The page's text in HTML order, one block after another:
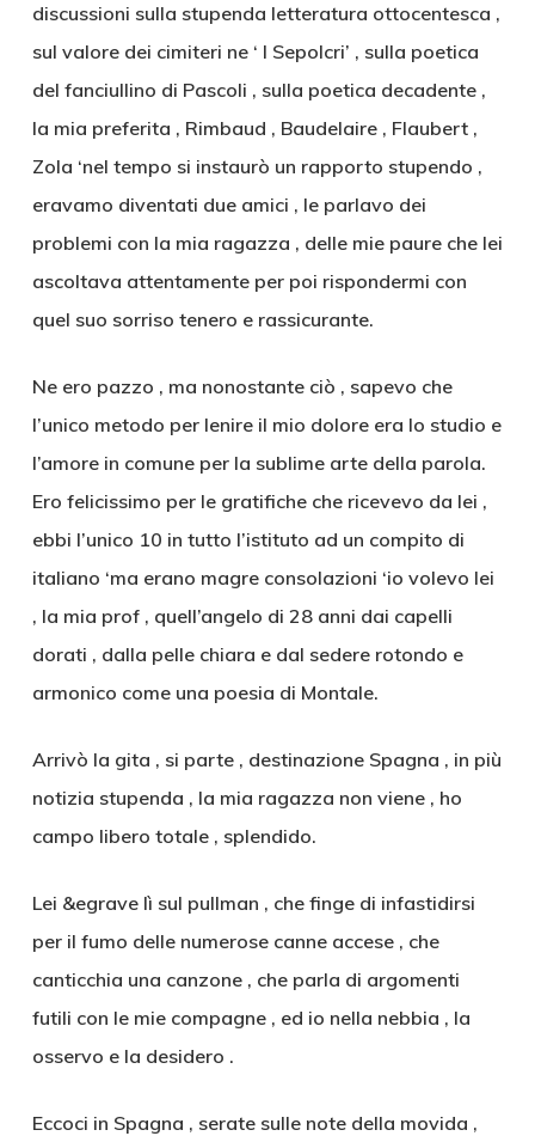
discussioni sulla stupenda letteratura ottocentesca ,
sul valore dei cimiteri ne ‘ I Sepolcri’ , sulla poetica
del fanciullino di Pascoli , sulla poetica decadente ,
la mia preferita , Rimbaud , Baudelaire , Flaubert ,
Zola ‘nel tempo si instaurò un rapporto stupendo ,
eravamo diventati due amici , le parlavo dei
problemi con la mia ragazza , delle mie paure che lei
ascoltava attentamente per poi rispondermi con
quel suo sorriso tenero e rassicurante.
Ne ero pazzo , ma nonostante ciò , sapevo che
l’unico metodo per lenire il mio dolore era lo studio e
l’amore in comune per la sublime arte della parola.
Ero felicissimo per le gratifiche che ricevevo da lei ,
ebbi l’unico 10 in tutto l’istituto ad un compito di
italiano ‘ma erano magre consolazioni ‘io volevo lei
, la mia prof , quell’angelo di 28 anni dai capelli
dorati , dalla pelle chiara e dal sedere rotondo e
armonico come una poesia di Montale.
Arrivò la gita , si parte , destinazione Spagna , in più
notizia stupenda , la mia ragazza non viene , ho
campo libero totale , splendido.
Lei &egrave lì sul pullman , che finge di infastidirsi
per il fumo delle numerose canne accese , che
canticchia una canzone , che parla di argomenti
futili con le mie compagne , ed io nella nebbia , la
osservo e la desidero .
Eccoci in Spagna , serate sulle note della movida ,